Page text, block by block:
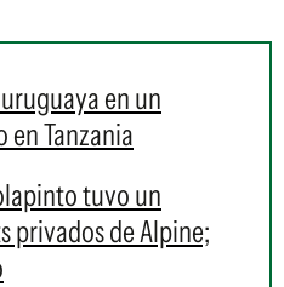
en un
Tanzania
tuvo un
privados de Alpine;